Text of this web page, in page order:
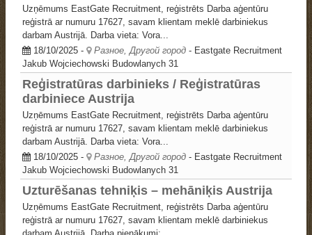
Uzņēmums EastGate Recruitment, reģistrēts Darba aģentūru
reģistrā ar numuru 17627, savam klientam meklē darbiniekus
darbam Austrijā. Darba vieta: Vora...
18/10/2025- Разное, Другой город- Eastgate Recruitment
Jakub Wojciechowski Budowlanych 31
Reģistratūras darbinieks / Reģistratūras
darbiniece Austrija
Uzņēmums EastGate Recruitment, reģistrēts Darba aģentūru
reģistrā ar numuru 17627, savam klientam meklē darbiniekus
darbam Austrijā. Darba vieta: Vora...
18/10/2025- Разное, Другой город- Eastgate Recruitment
Jakub Wojciechowski Budowlanych 31
Uzturēšanas tehniķis – mehāniķis Austrija
Uzņēmums EastGate Recruitment, reģistrēts Darba aģentūru
reģistrā ar numuru 17627, savam klientam meklē darbiniekus